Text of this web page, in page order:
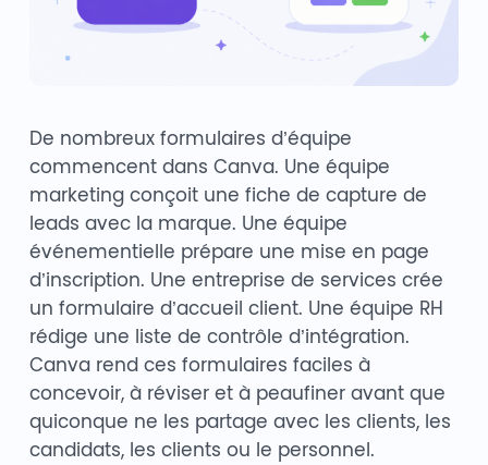
De nombreux formulaires d’équipe
commencent dans Canva. Une équipe
marketing conçoit une fiche de capture de
leads avec la marque. Une équipe
événementielle prépare une mise en page
d’inscription. Une entreprise de services crée
un formulaire d’accueil client. Une équipe RH
rédige une liste de contrôle d’intégration.
Canva rend ces formulaires faciles à
concevoir, à réviser et à peaufiner avant que
quiconque ne les partage avec les clients, les
candidats, les clients ou le personnel.